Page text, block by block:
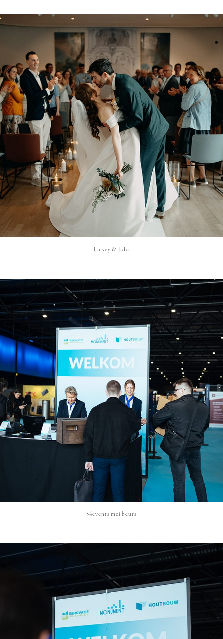
Linsey & Edo
54events mei beurs